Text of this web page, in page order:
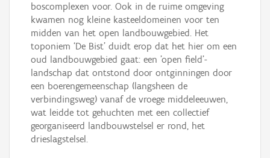
boscomplexen voor. Ook in de ruime omgeving
kwamen nog kleine kasteeldomeinen voor ten
midden van het open landbouwgebied. Het
toponiem ‘De Bist’ duidt erop dat het hier om een
oud landbouwgebied gaat: een 'open field'-
landschap dat ontstond door ontginningen door
een boerengemeenschap (langsheen de
verbindingsweg) vanaf de vroege middeleeuwen,
wat leidde tot gehuchten met een collectief
georganiseerd landbouwstelsel er rond, het
drieslagstelsel.